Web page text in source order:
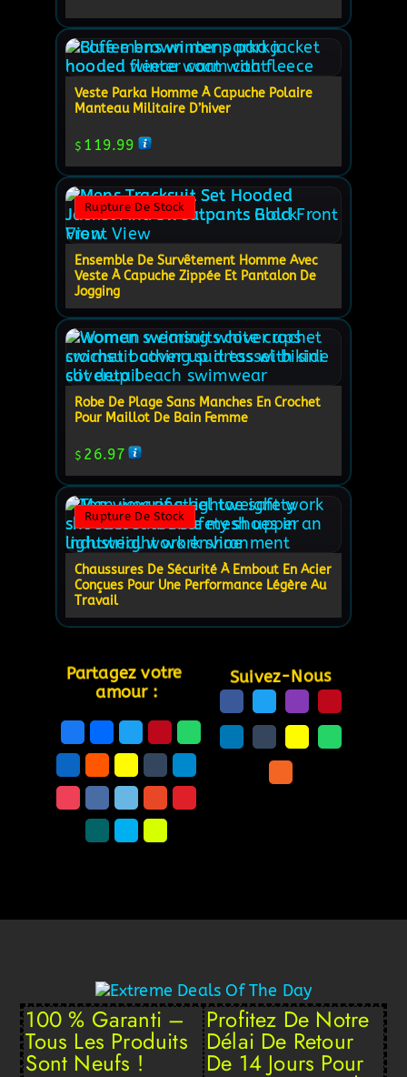
Veste Parka Homme À Capuche Polaire
Manteau Militaire D’hiver
$ 119.99
Rupture De Stock
Ensemble De Survêtement Homme Avec
Veste À Capuche Zippée Et Pantalon De
Jogging
Robe De Plage Sans Manches En Crochet
Pour Maillot De Bain Femme
$ 26.97
Rupture De Stock
Chaussures De Sécurité À Embout En Acier
Conçues Pour Une Performance Légère Au
Travail
amour :
Suivez-Nous
100 % Garanti –
Tous Les Produits
Sont Neufs !
Profitez De Notre
Délai De Retour
De 14 Jours Pour